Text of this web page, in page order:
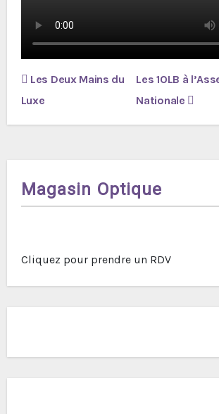
Navigation
de
l’article
Les Deux Mains du
Luxe
Les 1OLB à
Nationale
Magasin Optique
Cliquez pour prendre un RDV